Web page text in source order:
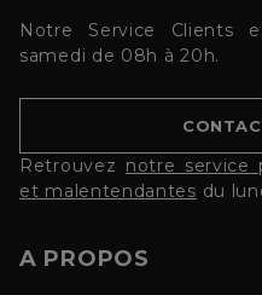
Notre Service Clients
samedi de 08h à 20h.
Retrouvez notre service
et malentendantes du
A PROPOS